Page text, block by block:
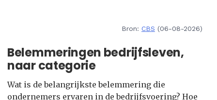
Bron: CBS (06-08-2026)
Belemmeringen bedrijfsleven,
naar categorie
Wat is de belangrijkste belemmering die
ondernemers ervaren in de bedrijfsvoering? Hoe